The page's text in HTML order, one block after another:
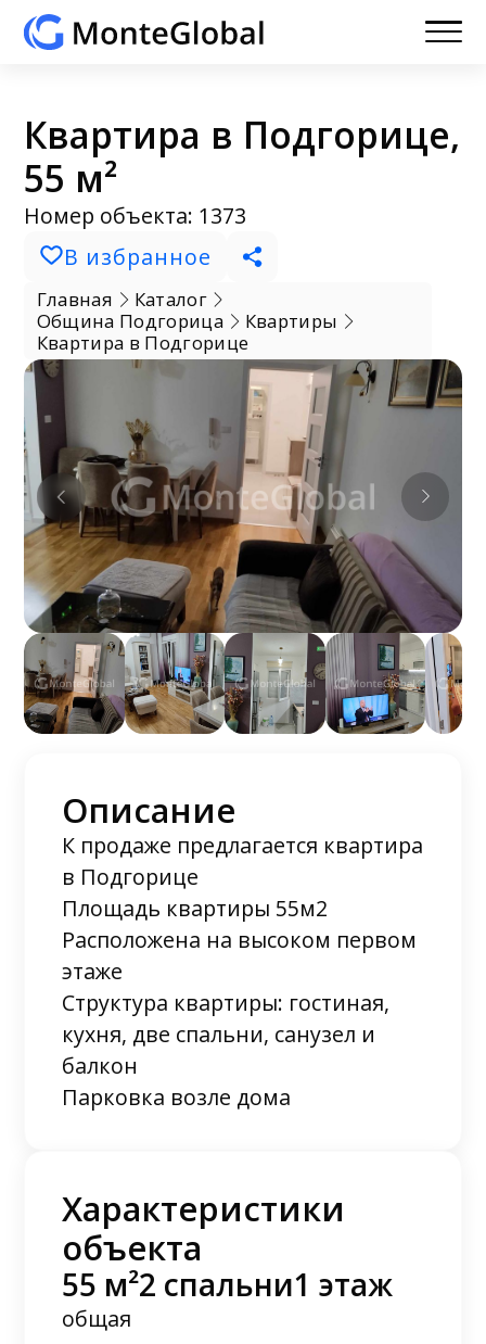
Квартира в Подгорице,
55 м²
Номер объекта: 1373
В избранное
Главная
Каталог
Община Подгорица
Квартиры
Квартира в Подгорице
Описание
К продаже предлагается квартира
в Подгорице
Площадь квартиры 55м2
Расположена на высоком первом
этаже
Структура квартиры: гостиная,
кухня, две спальни, санузел и
балкон
Парковка возле дома
Характеристики
объекта
55 м²
общая
2 спальни1 этаж